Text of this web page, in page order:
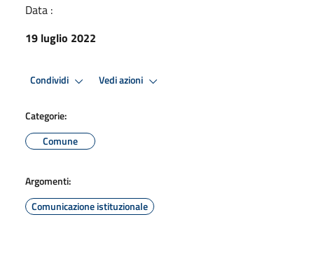
Data :
19 luglio 2022
Condividi Vedi azioni
Categorie:
Comune
Argomenti:
Comunicazione istituzionale